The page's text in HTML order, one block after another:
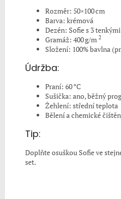
Rozměr: 50×100 cm
Barva: krémová
Dezén: Sofie s 3
Gramáž: 400 g/m 2
Složení: 100% bavlna
Údržba:
Praní: 60 °C
Sušička: ano, běžný
Žehlení: střední teplota
Bělení a chemické
Tip:
Doplňte osuškou Sofie ve
set.